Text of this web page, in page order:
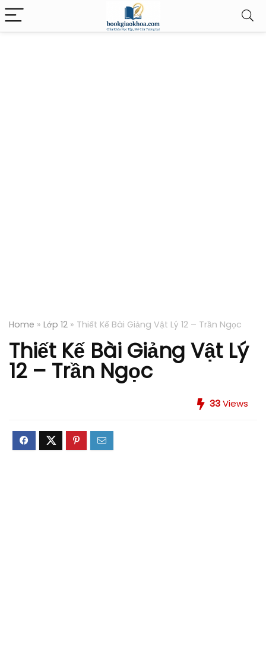
Home » Lớp 12 » Thiết Kế Bài Giảng Vật Lý 12 – Trần Ngọc
Thiết Kế Bài Giảng Vật Lý
12 – Trần Ngọc
33Views